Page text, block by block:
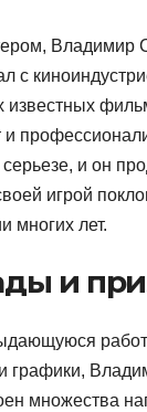
Владимир
с
известных
и
и он
игрой
многих лет.
и
графики,
множества